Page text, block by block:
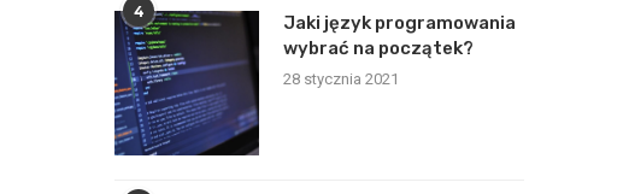
4
Jaki język programowania
wybrać na początek?
28 stycznia 2021